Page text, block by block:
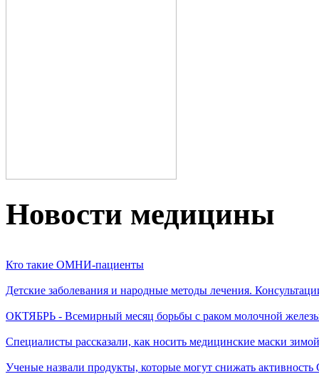
Новости медицины
Кто такие ОМНИ-пациенты
Детские заболевания и народные методы лечения.
ОКТЯБРЬ - Всемирный месяц борьбы с раком молочной
Специалисты рассказали, как носить медицинские маски зимой
Ученые назвали продукты, которые могут снижать